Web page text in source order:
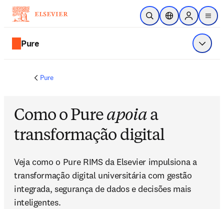
Ir para o conteúdo principal
Pesquisa aberta
Seletor deSign in to
menu
Pure Exibir
Pure
Como o Pure apoiaa
transformação digital
Veja como o Pure RIMS da Elsevier impulsiona a
transformação digital universitária com gestão
integrada, segurança de dados e decisões mais
inteligentes.